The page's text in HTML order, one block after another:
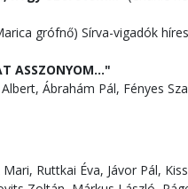
grófnő) Sírva-vigadók
ASSZONYOM..."
Ábrahám Pál, Fényes
Ruttkai Éva, Jávor Pál,